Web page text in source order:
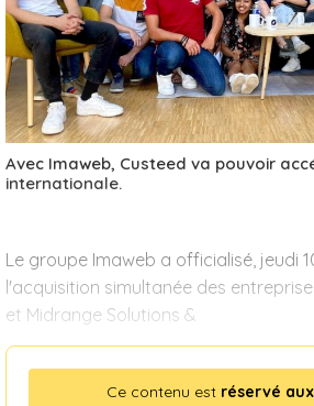
Avec Imaweb, Custeed va pouvoir
internationale.
Le groupe Imaweb a officialisé, jeudi
l'acquisition simultanée des
et Midrange Solutions &
Ce contenu est réservé